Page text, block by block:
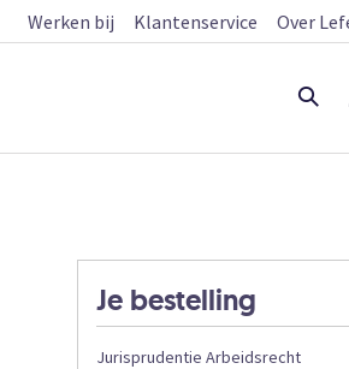
Werken bij Klantenservice Over
Je bestelling
Jurisprudentie Arbeidsrecht